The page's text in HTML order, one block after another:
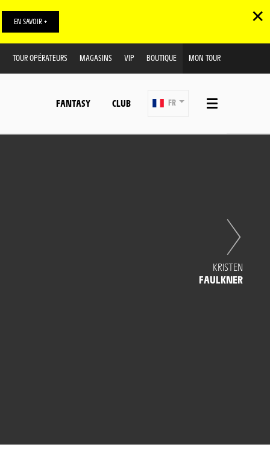
EN SAVOIR + ✕
TOUR OPÉRATEURS MAGASINS VIP BOUTIQUE MON TOUR
FANTASY CLUB FR
KRISTEN
FAULKNER